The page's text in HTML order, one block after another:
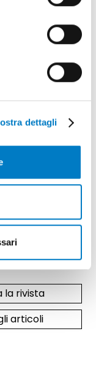
dettagli
la rivista
articoli